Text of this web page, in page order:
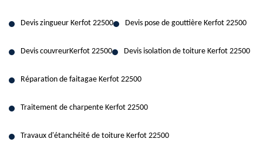
Devis zingueur Kerfot 22500 Devis pose de gouttière Kerfot 22500
Devis couvreurKerfot 22500 Devis isolation de toiture Kerfot 22500
Réparation de faitagae Kerfot 22500
Traitement de charpente Kerfot 22500
Travaux d'étanchéité de toiture Kerfot 22500